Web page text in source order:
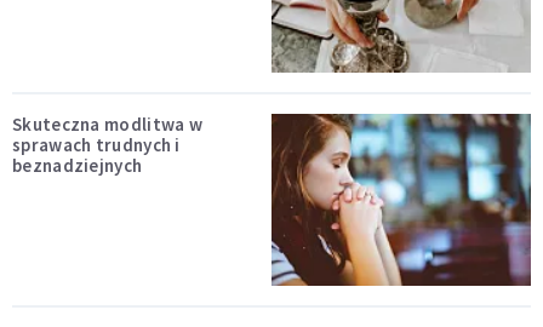
Skuteczna modlitwa w
sprawach trudnych i
beznadziejnych